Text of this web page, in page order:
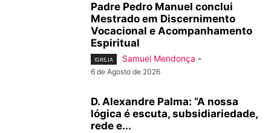
Padre Pedro Manuel conclui
Mestrado em Discernimento
Vocacional e Acompanhamento
Espiritual
IGREJA Samuel Mendonça -
6 de Agosto de 2026
D. Alexandre Palma: “A nossa
lógica é escuta, subsidiariedade,
rede e...